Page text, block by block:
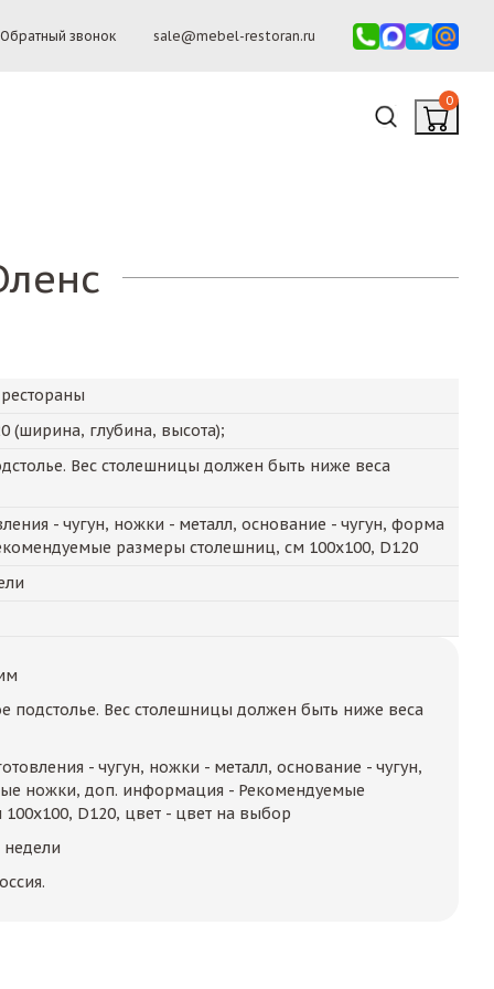
Обратный звонок sale@mebel-restoran.ru
0
(ширина, глубина, высота);
Вес столешницы должен быть ниже веса
- чугун, ножки - металл, основание - чугун, форма
размеры столешниц, см 100x100, D120
подстолье. Вес столешницы должен быть ниже веса
- чугун, ножки - металл, основание - чугун,
ножки, доп. информация - Рекомендуемые
D120, цвет - цвет на выбор